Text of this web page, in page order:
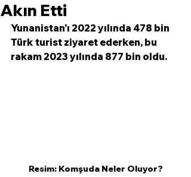
Akın Etti
Yunanistan'ı 2022 yılında 478 bin
Türk turist ziyaret ederken, bu
rakam 2023 yılında 877 bin oldu.
Resim: Komşuda Neler Oluyor?